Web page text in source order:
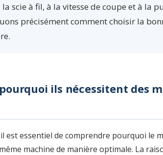
scie à fil, à la vitesse de coupe et à la
précisément comment choisir la
ils nécessitent des
est essentiel de comprendre pourquoi le
machine de manière optimale. La